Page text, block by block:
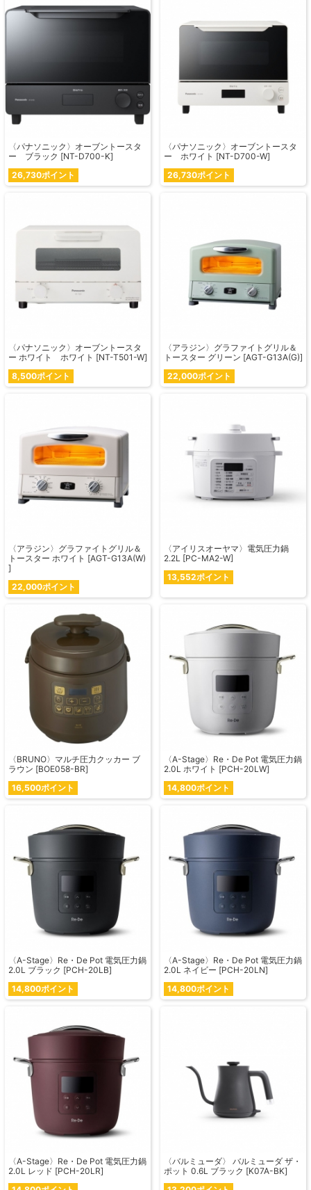
〈パナソニック〉オーブントースタ
ー ブラック [NT-D700-K]
26,730ポイント
〈パナソニック〉オーブントースタ
ー ホワイト [NT-D700-W]
26,730ポイント
〈パナソニック〉オーブントースタ
ー ホワイト ホワイト [NT-T501-W]
8,500ポイント
〈アラジン〉グラファイトグリル＆
トースター グリーン [AGT-G13A(G)]
22,000ポイント
〈アラジン〉グラファイトグリル＆
トースター ホワイト [AGT-G13A(W)
]
22,000ポイント
〈アイリスオーヤマ〉電気圧力鍋
2.2L [PC-MA2-W]
13,552ポイント
〈BRUNO〉マルチ圧力クッカー ブ
ラウン [BOE058-BR]
16,500ポイント
〈A-Stage〉Re・De Pot 電気圧力鍋
2.0L ホワイト [PCH-20LW]
14,800ポイント
〈A-Stage〉Re・De Pot 電気圧力鍋
2.0L ブラック [PCH-20LB]
14,800ポイント
〈A-Stage〉Re・De Pot 電気圧力鍋
2.0L ネイビー [PCH-20LN]
14,800ポイント
〈A-Stage〉Re・De Pot 電気圧力鍋
2.0L レッド [PCH-20LR]
〈バルミューダ〉 バルミューダ ザ・
ポット 0.6L ブラック [K07A-BK]